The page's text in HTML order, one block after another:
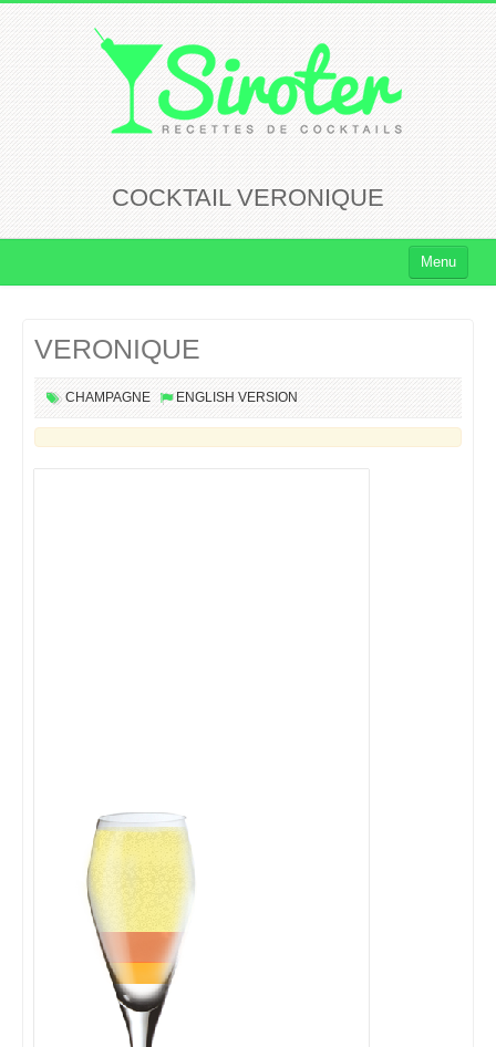
COCKTAIL VERONIQUE
Menu
Cocktails Rhum
Cocktails Vodka
Cocktails Whisky
VERONIQUE
CHAMPAGNE ENGLISH VERSION